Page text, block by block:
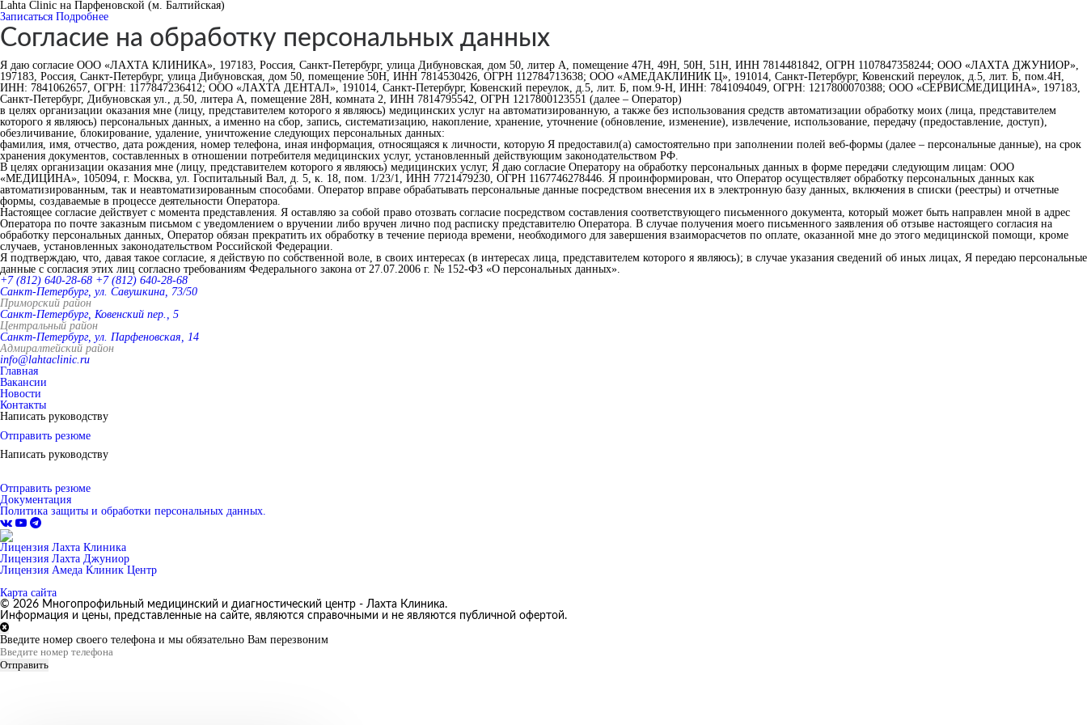
Lahta Clinic на Парфеновской (м. Балтийская)
Записаться Подробнее
Согласие на обработку персональных данных
Я даю согласие ООО «ЛАХТА КЛИНИКА», 197183, Россия, Санкт-Петербург, улица Дибуновская, дом 50, литер А, помещение 47Н, 49Н, 50Н, 51Н, ИНН 7814481842, ОГРН 1107847358244; ООО «ЛАХТА ДЖУНИОР»,
197183, Россия, Санкт-Петербург, улица Дибуновская, дом 50, помещение 50Н, ИНН 7814530426, ОГРН 112784713638; ООО «АМЕДАКЛИНИК Ц», 191014, Санкт-Петербург, Ковенский переулок, д.5, лит. Б, пом.4Н,
ИНН: 7841062657, ОГРН: 1177847236412; ООО «ЛАХТА ДЕНТАЛ», 191014, Санкт-Петербург, Ковенский переулок, д.5, лит. Б, пом.9-Н, ИНН: 7841094049, ОГРН: 1217800070388; ООО «СЕРВИСМЕДИЦИНА», 197183,
Санкт-Петербург, Дибуновская ул., д.50, литера А, помещение 28Н, комната 2, ИНН 7814795542, ОГРН 1217800123551 (далее – Оператор)
в целях организации оказания мне (лицу, представителем которого я являюсь) медицинских услуг на автоматизированную, а также без использования средств автоматизации обработку моих (лица, представителем
которого я являюсь) персональных данных, а именно на сбор, запись, систематизацию, накопление, хранение, уточнение (обновление, изменение), извлечение, использование, передачу (предоставление, доступ),
обезличивание, блокирование, удаление, уничтожение следующих персональных данных:
фамилия, имя, отчество, дата рождения, номер телефона, иная информация, относящаяся к личности, которую Я предоставил(а) самостоятельно при заполнении полей веб-формы (далее – персональные данные), на срок
хранения документов, составленных в отношении потребителя медицинских услуг, установленный действующим законодательством РФ.
В целях организации оказания мне (лицу, представителем которого я являюсь) медицинских услуг, Я даю согласие Оператору на обработку персональных данных в форме передачи следующим лицам: ООО
«МЕДИЦИНА», 105094, г. Москва, ул. Госпитальный Вал, д. 5, к. 18, пом. 1/23/1, ИНН 7721479230, ОГРН 1167746278446. Я проинформирован, что Оператор осуществляет обработку персональных данных как
автоматизированным, так и неавтоматизированным способами. Оператор вправе обрабатывать персональные данные посредством внесения их в электронную базу данных, включения в списки (реестры) и отчетные
формы, создаваемые в процессе деятельности Оператора.
Настоящее согласие действует с момента представления. Я оставляю за собой право отозвать согласие посредством составления соответствующего письменного документа, который может быть направлен мной в адрес
Оператора по почте заказным письмом с уведомлением о вручении либо вручен лично под расписку представителю Оператора. В случае получения моего письменного заявления об отзыве настоящего согласия на
обработку персональных данных, Оператор обязан прекратить их обработку в течение периода времени, необходимого для завершения взаиморасчетов по оплате, оказанной мне до этого медицинской помощи, кроме
случаев, установленных законодательством Российской Федерации.
Я подтверждаю, что, давая такое согласие, я действую по собственной воле, в своих интересах (в интересах лица, представителем которого я являюсь); в случае указания сведений об иных лицах, Я передаю персональные
данные с согласия этих лиц согласно требованиям Федерального закона от 27.07.2006 г. № 152-ФЗ «О персональных данных».
+7 (812) 640-28-68 +7 (812) 640-28-68
Санкт-Петербург, ул. Савушкина, 73/50
Приморский район
Санкт-Петербург, Ковенский пер., 5
Центральный район
Санкт-Петербург, ул. Парфеновская, 14
Адмиралтейский район
info@lahtaclinic.ru
Главная
Вакансии
Новости
Контакты
Написать руководству
Отправить резюме
Написать руководству
Отправить резюме
Документация
Политика защиты и обработки персональных данных.
Лицензия Лахта Клиника
Лицензия Лахта Джуниор
Лицензия Амеда Клиник Центр
Карта сайта
© 2026 Многопрофильный медицинский и диагностический центр - Лахта Клиника.
Информация и цены, представленные на сайте, являются справочными и не являются публичной офертой.
Введите номер своего телефона и мы обязательно Вам перезвоним
Отправить